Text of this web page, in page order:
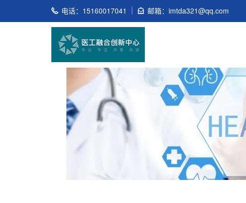
电话：15160017041 邮箱：imtda321@qq.com